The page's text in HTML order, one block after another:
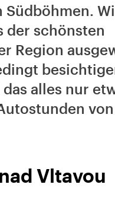
Südböhmen.
der schönsten
Region
alles nur
von
Vltavou